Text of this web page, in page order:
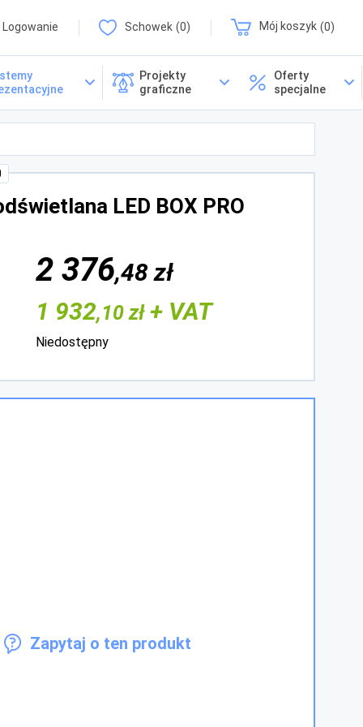
Logowanie Schowek 0 Mój koszyk 0
Projekty
graficzne
Oferty
specjalne
LED BOX PRO
2 376,48 zł
1 932,10 zł+ VAT
Niedostępny
Zapytaj o ten produkt